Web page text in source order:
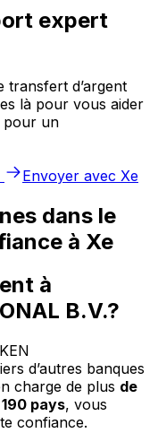
expert
transfert d’argent
là pour vous aider
pour un
Envoyer avec Xe
dans le
à Xe
à
B.V.?
d’autres banques
charge de plus de
190 pays, vous
confiance.